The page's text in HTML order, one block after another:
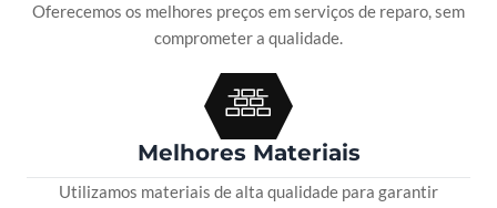
Oferecemos os melhores preços em serviços de reparo, sem
comprometer a qualidade.
Melhores Materiais
Utilizamos materiais de alta qualidade para garantir